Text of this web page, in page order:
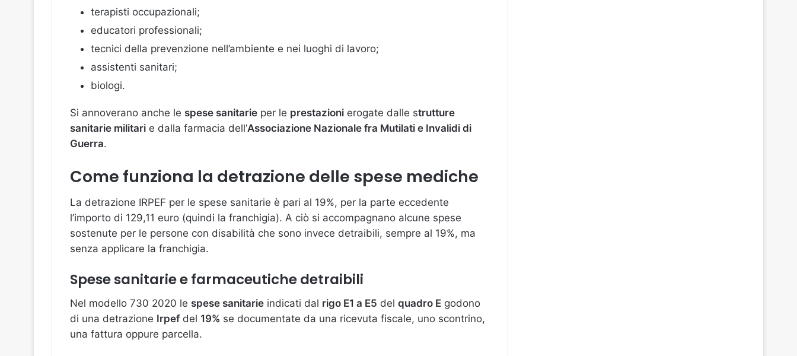
terapisti occupazionali;
educatori professionali;
tecnici della prevenzione nell’ambiente e nei luoghi di lavoro;
assistenti sanitari;
biologi.
Si annoverano anche le spese sanitarie per le prestazioni erogate dalle strutture
sanitarie militari e dalla farmacia dell’Associazione Nazionale fra Mutilati e Invalidi di
Guerra.
Come funziona la detrazione delle spese mediche
La detrazione IRPEF per le spese sanitarie è pari al 19%, per la parte eccedente
l’importo di 129,11 euro (quindi la franchigia). A ciò si accompagnano alcune spese
sostenute per le persone con disabilità che sono invece detraibili, sempre al 19%, ma
senza applicare la franchigia.
Spese sanitarie e farmaceutiche detraibili
Nel modello 730 2020 le spese sanitarie indicati dal rigo E1 a E5 del quadro E godono
di una detrazione Irpefdel 19% se documentate da una ricevuta fiscale, uno scontrino,
una fattura oppure parcella.